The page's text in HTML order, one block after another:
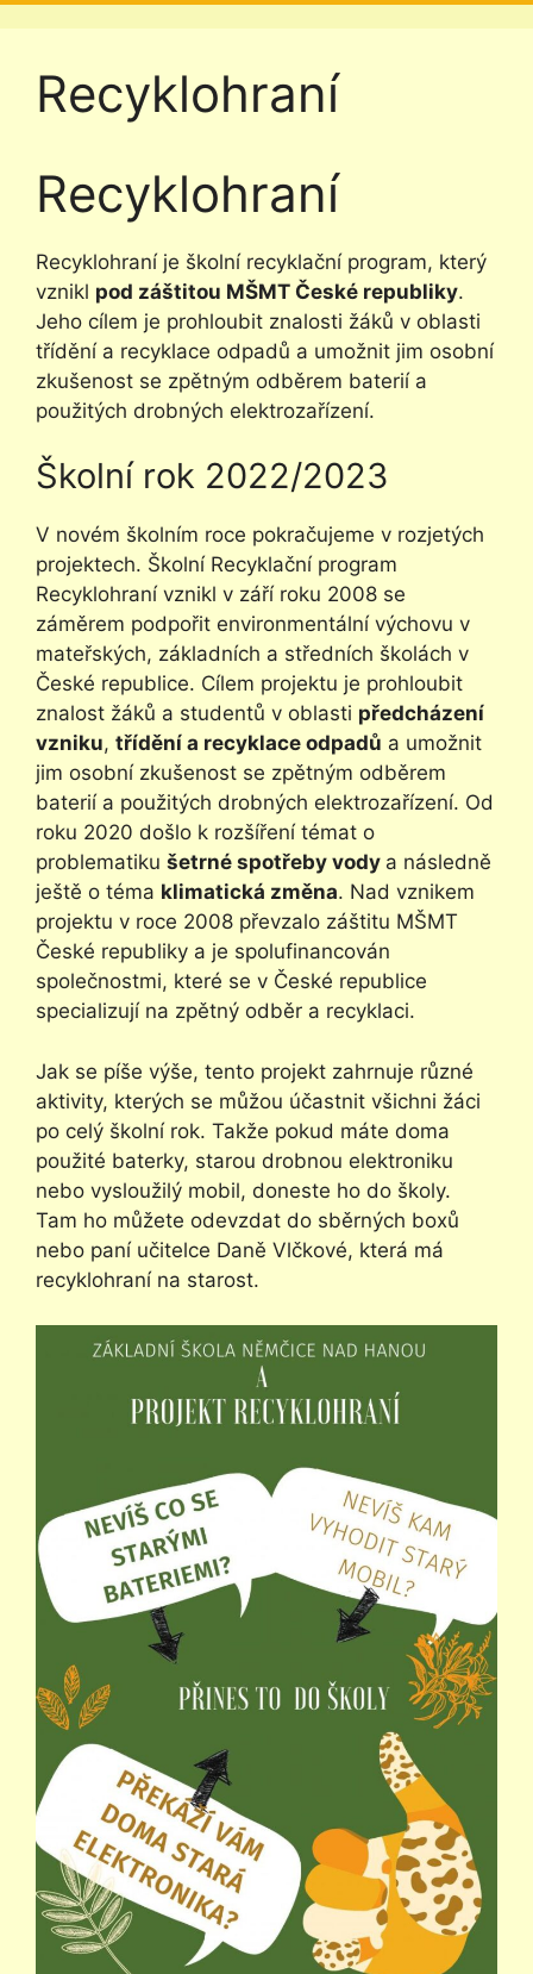
Recyklohraní
Recyklohraní
Recyklohraní je školní recyklační program, který
vznikl pod záštitou MŠMT České republiky.
Jeho cílem je prohloubit znalosti žáků v oblasti
třídění a recyklace odpadů a umožnit jim osobní
zkušenost se zpětným odběrem baterií a
použitých drobných elektrozařízení.
Školní rok 2022/2023
V novém školním roce pokračujeme v rozjetých
projektech. Školní Recyklační program
Recyklohraní vznikl v září roku 2008 se
záměrem podpořit environmentální výchovu v
mateřských, základních a středních školách v
České republice. Cílem projektu je prohloubit
znalost žáků a studentů v oblasti předcházení
vzniku, třídění a recyklace odpadů a umožnit
jim osobní zkušenost se zpětným odběrem
baterií a použitých drobných elektrozařízení. Od
roku 2020 došlo k rozšíření témat o
problematiku šetrné spotřeby vody a následně
ještě o téma klimatická změna. Nad vznikem
projektu v roce 2008 převzalo záštitu MŠMT
České republiky a je spolufinancován
společnostmi, které se v České republice
specializují na zpětný odběr a recyklaci.
Jak se píše výše, tento projekt zahrnuje různé
aktivity, kterých se můžou účastnit všichni žáci
po celý školní rok. Takže pokud máte doma
použité baterky, starou drobnou elektroniku
nebo vysloužilý mobil, doneste ho do školy.
Tam ho můžete odevzdat do sběrných boxů
nebo paní učitelce Daně Vlčkové, která má
recyklohraní na starost.